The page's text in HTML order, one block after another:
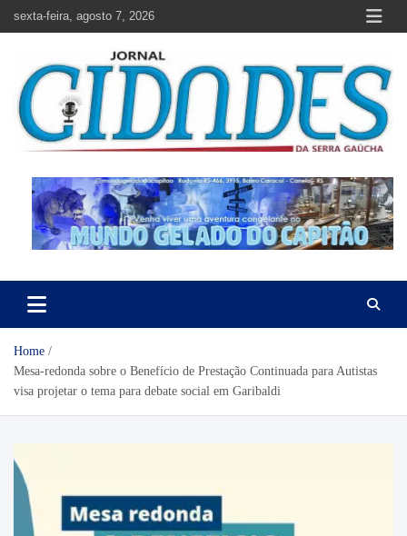
sexta-feira, agosto 7, 2026
Jornal Cidades da Serra Gaúcha
Home
Mesa-redonda sobre o Benefício de Prestação Continuada para Autistas
visa projetar o tema para debate social em Garibaldi